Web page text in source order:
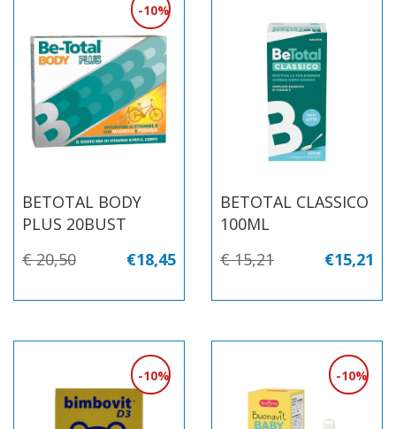
BETOTAL BODY
PLUS 20BUST
10%
€ 20,50 €18,45
BETOTAL CLASSICO
100ML
€15,21
€ 15,21
10% 10%